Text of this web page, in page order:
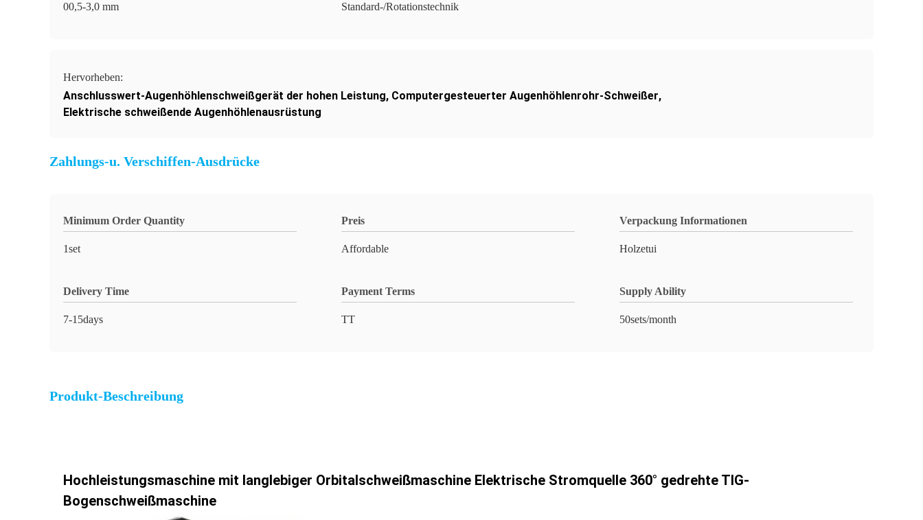
00,5-3,0 mm Standard-/Rotationstechnik
Hervorheben:
Anschlusswert-Augenhöhlenschweißgerät der hohen Leistung, Computergesteuerter Augenhöhlenrohr-Schweißer,
Elektrische schweißende Augenhöhlenausrüstung
Zahlungs-u. Verschiffen-Ausdrücke
Minimum Order Quantity
1set
Preis
Affordable
Verpackung Informationen
Holzetui
Delivery Time
7-15days
Payment Terms
TT
Supply Ability
50sets/month
Produkt-Beschreibung
Hochleistungsmaschine mit langlebiger Orbitalschweißmaschine Elektrische Stromquelle 360° gedrehte TIG-
Bogenschweißmaschine